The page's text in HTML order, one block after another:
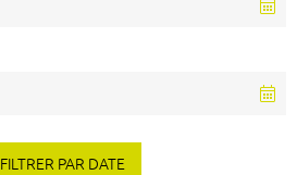
FILTRER PAR DATE